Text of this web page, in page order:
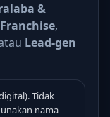
&
,
Lead-gen
Tidak
nama